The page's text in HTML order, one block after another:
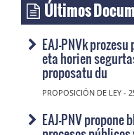
EAJ-PNVk
eta horien
proposatu du
PROPOSICIÓN DE LEY -
EAJ-PNV propone